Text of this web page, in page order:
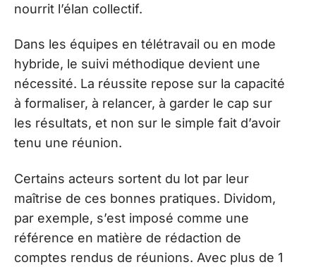
nourrit l’élan collectif.
Dans les équipes en télétravail ou en mode
hybride, le suivi méthodique devient une
nécessité. La réussite repose sur la capacité
à formaliser, à relancer, à garder le cap sur
les résultats, et non sur le simple fait d’avoir
tenu une réunion.
Certains acteurs sortent du lot par leur
maîtrise de ces bonnes pratiques. Dividom,
par exemple, s’est imposé comme une
référence en matière de rédaction de
comptes rendus de réunions. Avec plus de 1